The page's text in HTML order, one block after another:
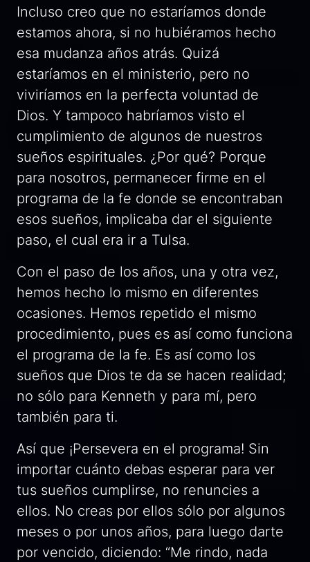
Incluso creo que no estaríamos donde
estamos ahora, si no hubiéramos hecho
esa mudanza años atrás. Quizá
estaríamos en el ministerio, pero no
viviríamos en la perfecta voluntad de
Dios. Y tampoco habríamos visto el
cumplimiento de algunos de nuestros
sueños espirituales. ¿Por qué? Porque
para nosotros, permanecer firme en el
programa de la fe donde se encontraban
esos sueños, implicaba dar el siguiente
paso, el cual era ir a Tulsa.
Con el paso de los años, una y otra vez,
hemos hecho lo mismo en diferentes
ocasiones. Hemos repetido el mismo
procedimiento, pues es así como funciona
el programa de la fe. Es así como los
sueños que Dios te da se hacen realidad;
no sólo para Kenneth y para mí, pero
también para ti.
Así que ¡Persevera en el programa! Sin
importar cuánto debas esperar para ver
tus sueños cumplirse, no renuncies a
ellos. No creas por ellos sólo por algunos
meses o por unos años, para luego darte
por vencido, diciendo: “Me rindo, nada